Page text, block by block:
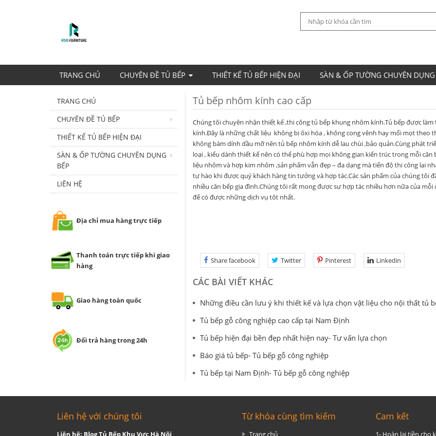
TRANG CHỦ CHUYÊN ĐỀ TỦ BẾP THIẾT KẾ TỦ BẾP HIỆN ĐẠI SÀN & ỐP TƯỜNG CHUYÊN
Tủ bếp nhôm kính cao cấp
Chúng tôi chuyên nhận thiết kế ,thi công tủ bếp khung nhôm kính.Tủ bếp được
kính.Đây là những chất liệu không bị ôxi hóa , không cong vênh hay mối mọt theo
không bám dính dầu mỡ nên tủ bếp nhôm kính dễ lau chùi ,bảo quản.Cùng phát
loại , kiểu dánh thiết kế nên có thể phù hợp mọi không gian kiến trúc trong mỗi
liệu nhôm và hợp kim nhôm ,sản phẩm vẫn đẹp – đa dạng mà tiến độ thi công lại
tự hào khi được quý khách hàng tin tưởng và hợp tác.Các sản phẩm của chúng tôi
nhiều căn bếp gia đình.Chúng tôi rất mong được sự hợp tác nhiều hơn nữa của
để có được những dịch vụ tôt nhất.
Share facebook Twitter Pinterest Linkedin
CÁC BÀI VIẾT KHÁC
Những điều cần lưu ý khi thiết kế và lựa chọn vật liệu cho nội thất tủ
Tủ bếp gỗ công nghiệp cao cấp tại Nam Định
Tủ bếp hiện đại bền đẹp nhất hiện nay- Tư vấn lựa chọn
Báo giá tủ bếp- Tủ bếp gỗ công nghiệp
Tủ bếp tại Nam Định- Tủ bếp gỗ công nghiệp
TRANG CHỦ
CHUYÊN ĐỀ TỦ BẾP
THIẾT KẾ TỦ BẾP HIỆN ĐẠI
SÀN & ỐP TƯỜNG CHUYÊN DỤNG
BẾP
LIÊN HỆ
Địa chỉ mua hàng trực tiếp
Thanh toán trực tiếp khi giao
hàng
Giao hàng toàn quốc
Đổi trả hàng trong 24h
Liên hệ với chúng tôi
Liên hệ: Blog Tủ Bếp Khu Vực Hà Nội
Từ khóa cùng tìm kiếm
Trang chủ
Cam kết
1- Hoàn lại tiền cho